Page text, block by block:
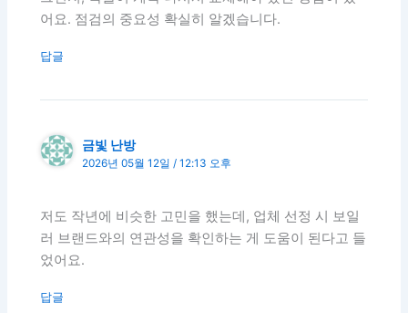
어요. 점검의 중요성 확실히 알겠습니다.
답글
금빛 난방
2026년 05월 12일 / 12:13 오후
저도 작년에 비슷한 고민을 했는데, 업체 선정 시 보일
러 브랜드와의 연관성을 확인하는 게 도움이 된다고 들
었어요.
답글